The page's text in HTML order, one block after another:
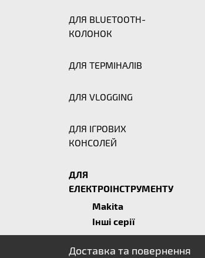
ДЛЯ BLUETOOTH-
КОЛОНОК
ДЛЯ ТЕРМІНАЛІВ
ДЛЯ VLOGGING
ДЛЯ ІГРОВИХ
КОНСОЛЕЙ
ДЛЯ
ЕЛЕКТРОІНСТРУМЕНТУ
Makita
Інші серії
Доставка та повернення